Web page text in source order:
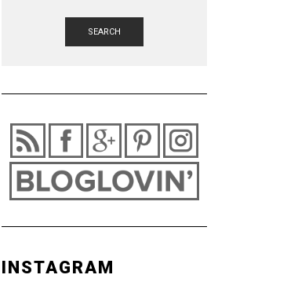
SEARCH
INSTAGRAM